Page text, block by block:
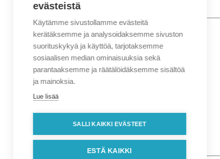
Nimi*
Etunimi
Sukunimi
Sähköposti*
Puhelin*
Osoitetiedot
Lähiosoite
Postinumero
evästeistä
Käytämme sivustollamme evästeitä
kerätäksemme ja analysoidaksemme sivuston
suorituskykyä ja käyttöä, tarjotaksemme
sosiaalisen median ominaisuuksia sekä
parantaaksemme ja räätälöidäksemme sisältöä
ja mainoksia.
Lue lisää
SALLI KAIKKI EVÄSTEET
ESTÄ KAIKKI